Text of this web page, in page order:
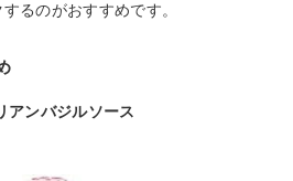
るのがおすすめです。
アンバジルソース